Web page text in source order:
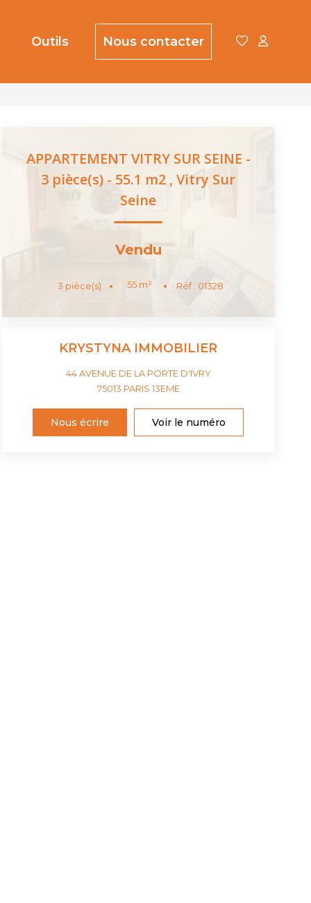
Outils Nous contacter
APPARTEMENT VITRY SUR SEINE -
3 pièce(s) - 55.1 m2 ,Vitry Sur
Seine
Vendu
3 pièce(s) 55 m² Réf : 01328
KRYSTYNA IMMOBILIER
44 AVENUE DE LA PORTE D'IVRY
75013 PARIS 13EME
Nous écrire Voir le numéro